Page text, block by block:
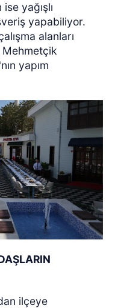
yağışlı
yapabiliyor.
alanları
Mehmetçik
yapım
ilçeye